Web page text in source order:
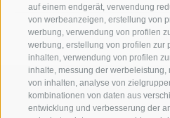
auf einem endgerät, verwendung
von werbeanzeigen, erstellung von
werbung, verwendung von profilen
werbung, erstellung von profilen zur
inhalten, verwendung von profilen
inhalte, messung der werbeleistung,
von inhalten, analyse von
kombinationen von daten aus
entwicklung und verbesserung der